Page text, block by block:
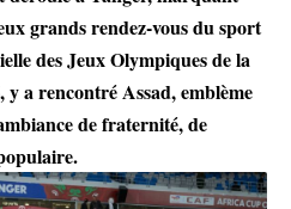
grands rendez-vous du sport
des Jeux Olympiques de la
y a rencontré Assad, emblème
de fraternité, de